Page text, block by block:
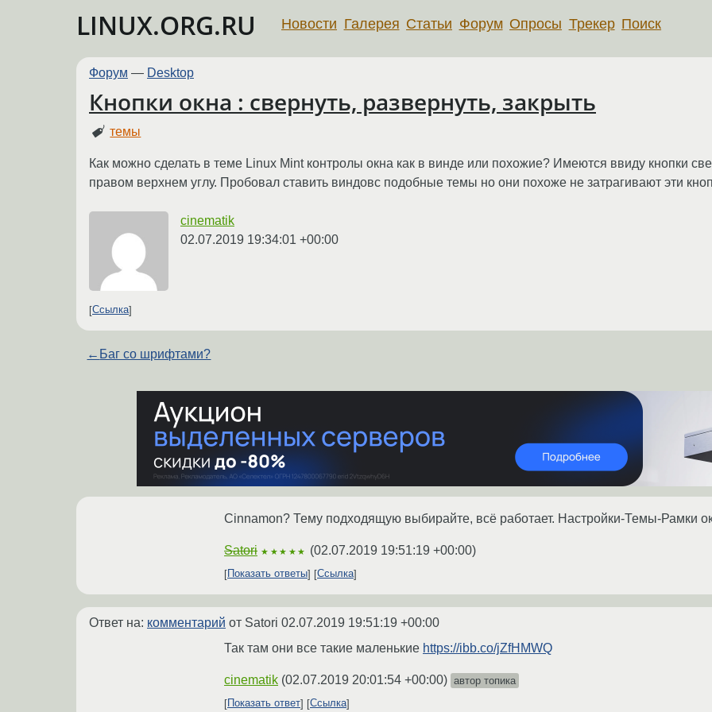
LINUX.ORG.RU Новости Галерея Статьи Форум Опросы Трекер Поиск
Форум — Desktop
Кнопки окна : свернуть, развернуть, закрыть
темы
Как можно сделать в теме Linux Mint контролы окна как в винде или похожие? Имеются ввиду кнопки
правом верхнем углу. Пробовал ставить виндовс подобные темы но они похоже не затрагивают эти
cinematik
02.07.2019 19:34:01 +00:00
Ссылка
← Баг со шрифтами?
Cinnamon? Тему подходящую выбирайте, всё работает. Настройки-Темы-Рамки
Satori ★★★★★ (02.07.2019 19:51:19 +00:00)
Показать ответы Ссылка
Ответ на: комментарий от Satori 02.07.2019 19:51:19 +00:00
Так там они все такие маленькие https://ibb.co/jZfHMWQ
cinematik (02.07.2019 20:01:54 +00:00) автор топика
Показать ответ
Ссылка